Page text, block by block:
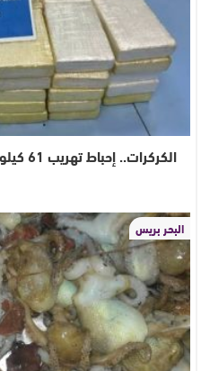
الكركرات.. إحباط تهريب 61 كيلوغرامًا من الكوكايين داخل شاحنة
البحر بريس